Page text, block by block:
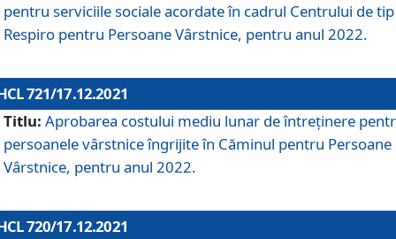
pentru serviciile sociale acordate în cadrul Centrului de tip
Respiro pentru Persoane Vârstnice, pentru anul 2022.
721/17.12.2021
Titlu: Aprobarea costului mediu lunar de întreţinere
persoanele vârstnice îngrijite în Căminul pentru Persoane
Vârstnice, pentru anul 2022.
720/17.12.2021